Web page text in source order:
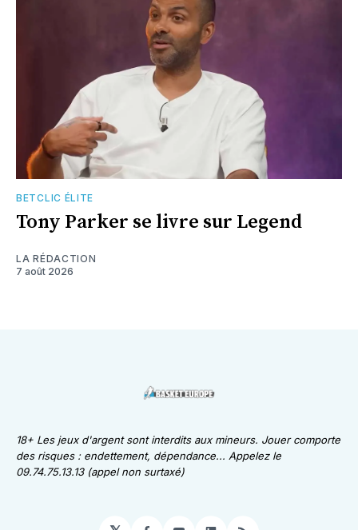
BETCLIC ÉLITE
Tony Parker se livre sur Legend
LA RÉDACTION
7 août 2026
18+ Les jeux d'argent sont interdits aux mineurs. Jouer comporte
des risques : endettement, dépendance... Appelez le
09.74.75.13.13 (appel non surtaxé)